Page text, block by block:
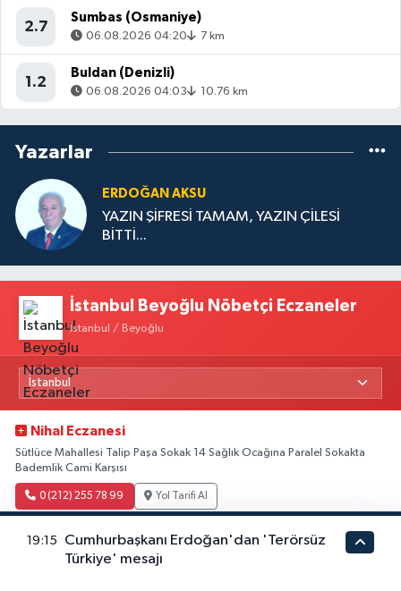
2.7
Sumbas (Osmaniye)
06.08.2026 04:20 7 km
1.2
Buldan (Denizli)
06.08.2026 04:03 10.76 km
Yazarlar
ERDOĞAN AKSU
YAZIN ŞİFRESİ TAMAM, YAZIN ÇİLESİ
BİTTİ...
İstanbul Beyoğlu Nöbetçi Eczaneler
İstanbul / Beyoğlu
Nihal Eczanesi
Sütlüce Mahallesi Talip Paşa Sokak 14 Sağlık Ocağına Paralel Sokakta
Bademlik Cami Karşısı
0 (212) 255 78 99 Yol Tarifi Al
Seher Eczanesi
Piyalepaşa Mahallesi Piyalepaşa Caddesi 104 A Okmeydanı Cem Evinin
19:15
Cumhurbaşkanı Erdoğan'dan 'Terörsüz
Türkiye' mesajı